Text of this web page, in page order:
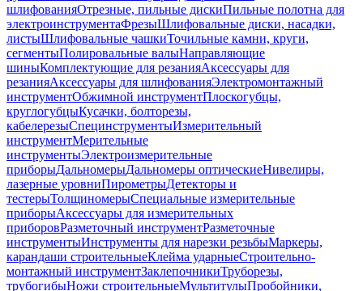
шлифованияОтрезные, пильные дискиПильные полотна для
электроинструментаФрезыШлифовальные диски, насадки,
листыШлифовальные чашкиТочильные камни, круги,
сегментыПолировальные валыНаправляющие
шиныКомплектующие для резанияАксессуары для
резанияАксессуары для шлифованияЭлектромонтажный
инструментОбжимной инструментПлоскогубцы,
круглогубцыКусачки, болторезы,
кабелерезыСпецинструментыИзмерительный
инструментМерительные
инструментыЭлектроизмерительные
приборыДальномерыДальномеры оптическиеНивелиры,
лазерные уровниПирометрыДетекторы и
тестерыТолщиномерыСпециальные измерительные
приборыАксессуары для измерительных
приборовРазметочный инструментРазметочные
инструментыИнструменты для нарезки резьбыМаркеры,
карандаши строительныеКлейма ударныеСтроительно-
монтажный инструментЗаклепочникиТруборезы,
трубогибыНожи строительныеМультитулыПробойники,